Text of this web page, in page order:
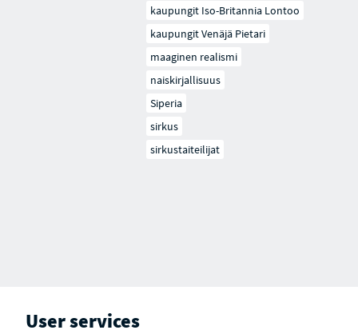
kaupungit Iso-Britannia Lontoo
kaupungit Venäjä Pietari
maaginen realismi
naiskirjallisuus
Siperia
sirkus
sirkustaiteilijat
User services